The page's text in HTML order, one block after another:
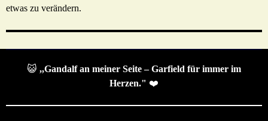
etwas zu verändern.
😺 ,,Gandalf an meiner Seite – Garfield für immer im
Herzen." ❤️